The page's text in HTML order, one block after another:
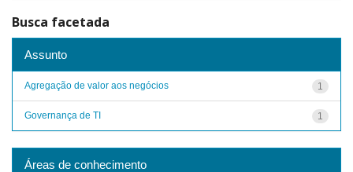
Busca facetada
Assunto
1
Agregação de valor aos negócios
1
Governança de TI
Áreas de conhecimento